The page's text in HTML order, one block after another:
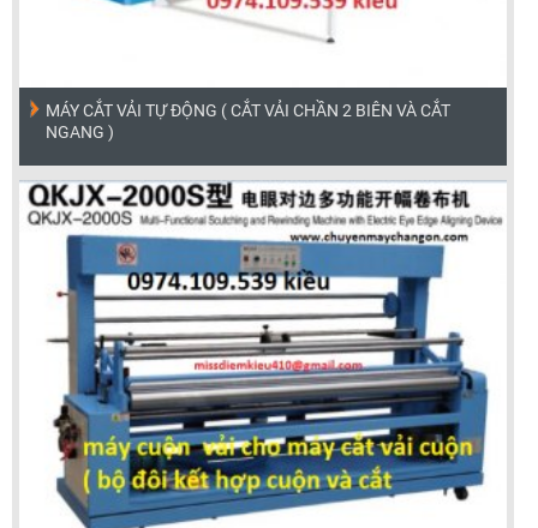
MÁY CẮT VẢI TỰ ĐỘNG ( CẮT VẢI CHẦN 2 BIÊN VÀ CẮT
NGANG )